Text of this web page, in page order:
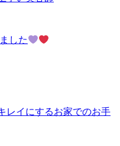
した
レイにするお家でのお手